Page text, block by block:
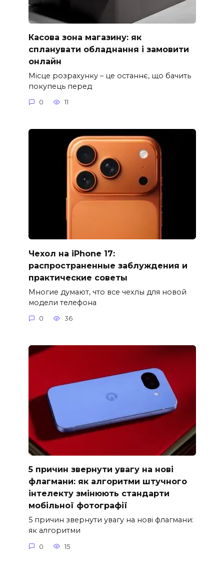
Касова зона магазину: як
спланувати обладнання і замовити
онлайн
Місце розрахунку – це останнє, що бачить
покупець перед
0 11
Чехол на iPhone 17:
распространенные заблуждения и
практические советы
Многие думают, что все чехлы для новой
модели телефона
0 36
5 причин звернути увагу на нові
флагмани: як алгоритми штучного
інтелекту змінюють стандарти
мобільної фотографії
5 причин звернути увагу на нові флагмани:
як алгоритми
0 15